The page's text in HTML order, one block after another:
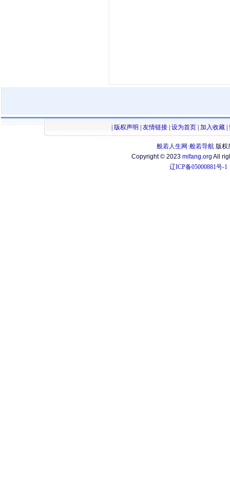
版权声明 友情链接 设为首页 加入收藏
般若人生网·般若导航版权
Copyright © 2023 mifang.org All
辽ICP备05000881号-1